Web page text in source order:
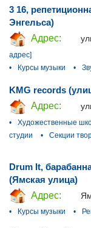
3 16,
Энгельса)
Адрес:
адрес]
•
Курсы музыки •
KMG records
Адрес:
•
Художественные
студии
• Секции
Drum It,
(Ямская улица)
Адрес:
•
Курсы музыки •